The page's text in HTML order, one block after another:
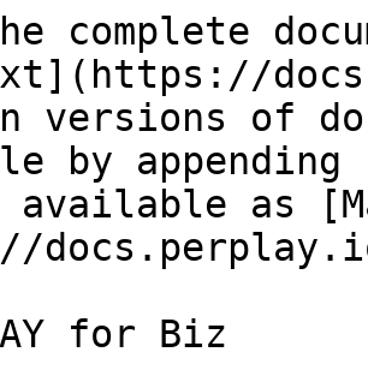
complete
versions of
by
available as
for Biz